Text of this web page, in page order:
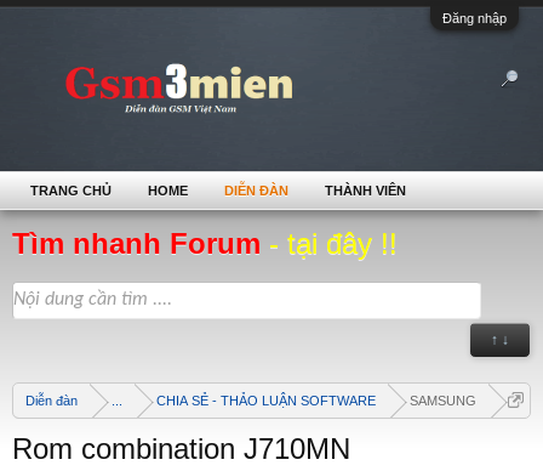
Đăng nhập
Tìm nhanh Forum - tại đây !!
↑ ↓
Diễn đàn CHIA SẺ - THẢO LUẬN SOFTWARE SAMSUNG
Rom combination J710MN
TRANG CHỦ HOME DIỄN ĐÀN THÀNH VIÊN